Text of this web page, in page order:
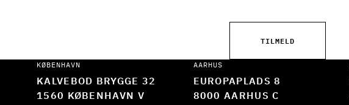
TILMELD
KØBENHAVN
KALVEBOD BRYGGE 32
1560 KØBENHAVN V
AARHUS
EUROPAPLADS 8
8000 AARHUS C